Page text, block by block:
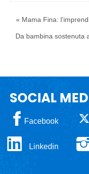
« Mama Fina:
Da bambina sostenuta
SOCIAL
Facebook
Linkedin